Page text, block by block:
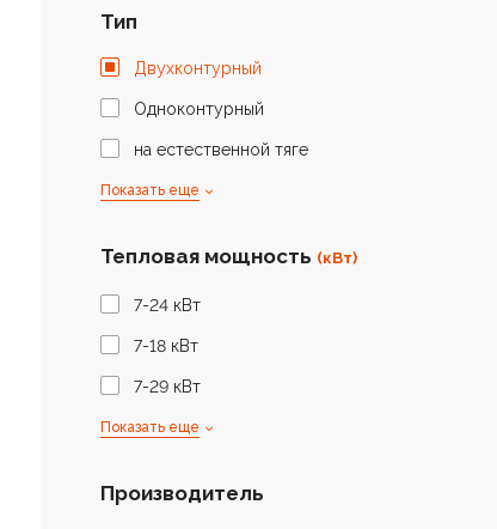
Тип
Двухконтурный
Одноконтурный
на естественной тяге
Показать еще
Тепловая мощность (кВт)
7-24 кВт
7-18 кВт
7-29 кВт
Показать еще
Производитель